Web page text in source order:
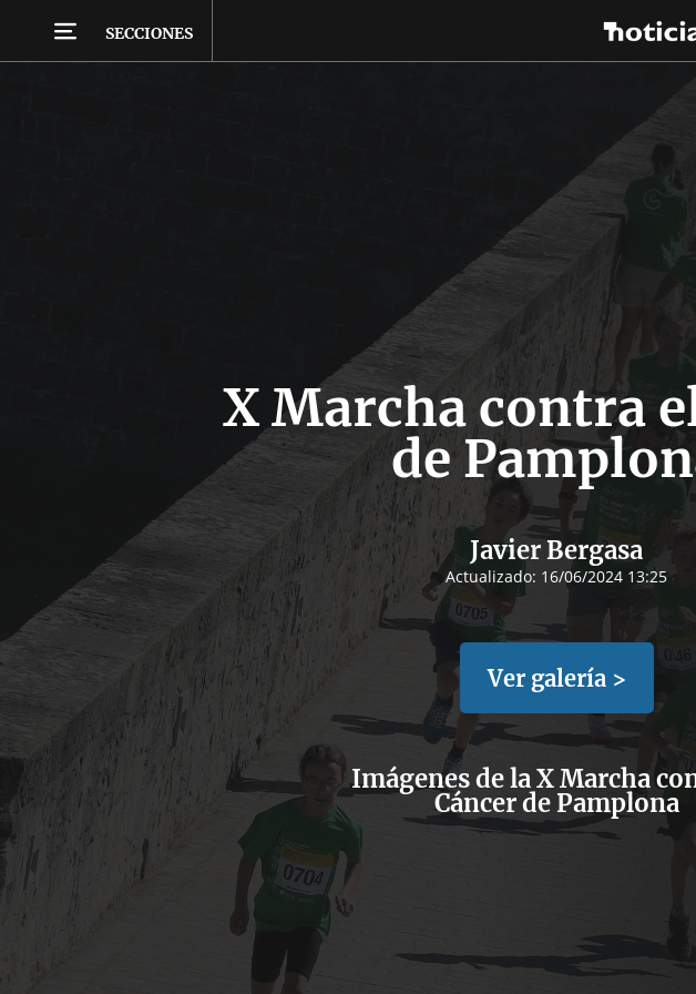
SECCIONES
X Marcha contra
de
Javier Bergasa
Actualizado: 16/06/2024 13:25
Ver galería >
Imágenes de la X Marcha
Cáncer de Pamplona